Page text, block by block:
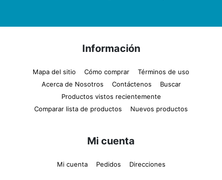
Información
Mapa del sitio Cómo comprar
Términos de uso
Acerca de Nosotros
Contáctenos
Buscar
Productos vistos recientemente
Comparar lista de productos
Nuevos productos
Mi cuenta
Mi cuenta Pedidos Direcciones